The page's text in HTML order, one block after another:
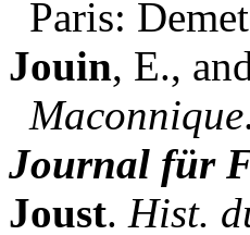
Paris:
Jouin, E.,
Maconnique
Journal für
Joust. Hist.